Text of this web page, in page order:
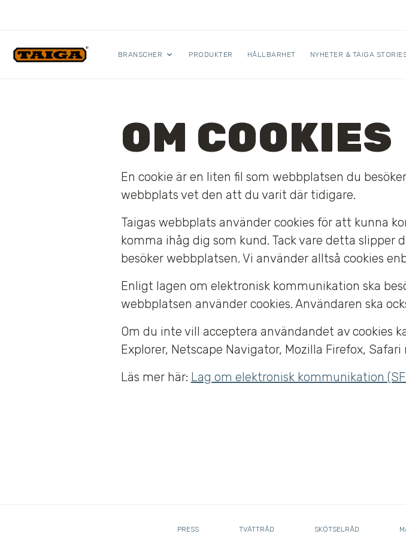
BRANSCHER PRODUKTER HÅLLBARHET NYHETER & TAIGA
OM COOKIES
En cookie är en liten fil som webbplatsen du
webbplats vet den att du varit där tidigare.
Taigas webbplats använder cookies för att kunna
komma ihåg dig som kund. Tack vare detta
besöker webbplatsen. Vi använder alltså cookies
Enligt lagen om elektronisk kommunikation ska
webbplatsen använder cookies. Användaren ska
Om du inte vill acceptera användandet av cookies
Explorer, Netscape Navigator, Mozilla Firefox,
Läs mer här: Lag om elektronisk kommunikation
PRESS TVÄTTRÅD SKÖTSELRÅD